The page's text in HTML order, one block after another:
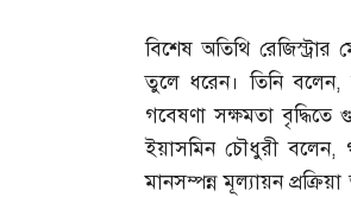
বিশেষ অতিথি
তুলে ধরেন। তিনি বলেন,
গবেষণা সক্ষমতা বৃদ্ধিতে
ইয়াসমিন চৌধুরী বলেন,
মানসম্পন্ন মূল্যায়ন